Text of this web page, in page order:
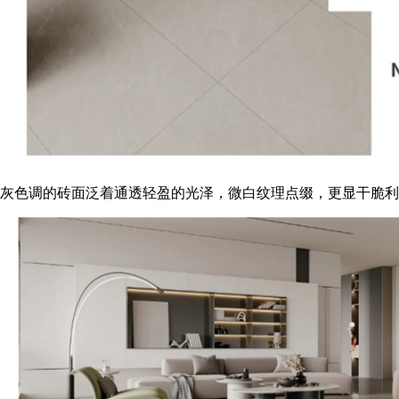
灰色调的砖面泛着通透轻盈的光泽，微白纹理点缀，更显干脆